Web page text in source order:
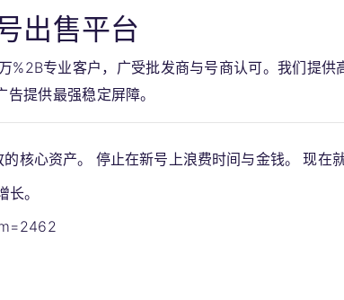
出售平台
%2B专业客户，广受批发商与号商认可。我们提供
提供最强稳定屏障。
核心资产。 停止在新号上浪费时间与金钱。 现在
。